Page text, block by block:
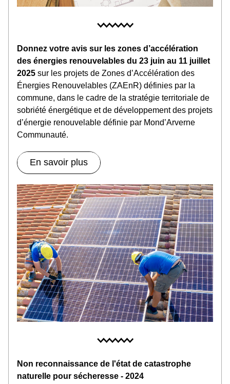
Donnez votre avis sur les zones d’accélération
des énergies renouvelables du 23 juin au 11 juillet
2025 sur les projets de Zones d’Accélération des
Énergies Renouvelables (ZAEnR) définies par la
commune, dans le cadre de la stratégie territoriale de
sobriété énergétique et de développement des projets
d’énergie renouvelable définie par Mond’Arverne
Communauté.
En savoir plus
Non reconnaissance de l'état de catastrophe
naturelle pour sécheresse - 2024